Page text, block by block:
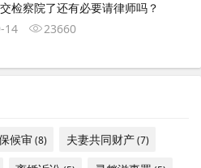
检察院了还有必要请律师吗？
14
23660
候审(8) 夫妻共同财产(7)